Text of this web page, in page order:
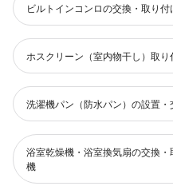
ビルトインコンロの交換・取り付
ホスクリーン（室内物干し）取り
洗濯機パン（防水パン）の設置・
浴室乾燥機・浴室換気扇の交換
機